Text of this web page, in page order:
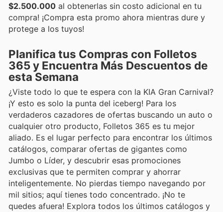
$2.500.000 al obtenerlas sin costo adicional en tu
compra! ¡Compra esta promo ahora mientras dure y
protege a los tuyos!
Planifica tus Compras con Folletos
365 y Encuentra Más Descuentos de
esta Semana
¿Viste todo lo que te espera con la KIA Gran Carnival?
¡Y esto es solo la punta del iceberg! Para los
verdaderos cazadores de ofertas buscando un auto o
cualquier otro producto, Folletos 365 es tu mejor
aliado. Es el lugar perfecto para encontrar los últimos
catálogos, comparar ofertas de gigantes como
Jumbo o Líder, y descubrir esas promociones
exclusivas que te permiten comprar y ahorrar
inteligentemente. No pierdas tiempo navegando por
mil sitios; aquí tienes todo concentrado. ¡No te
quedes afuera! Explora todos los últimos catálogos y